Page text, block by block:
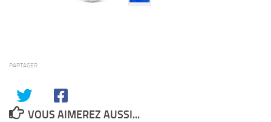
PARTAGER
VOUS AIMEREZ AUSSI...